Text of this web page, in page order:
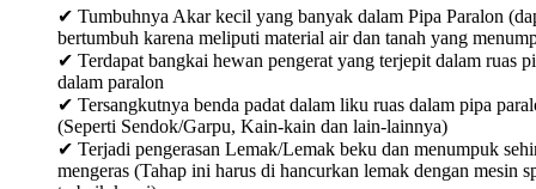
✔ Tumbuhnya Akar kecil yang banyak dalam Pipa Paralon
bertumbuh karena meliputi material air dan tanah yang
✔ Terdapat bangkai hewan pengerat yang terjepit dalam ruas
dalam paralon
✔ Tersangkutnya benda padat dalam liku ruas dalam pipa
(Seperti Sendok/Garpu, Kain-kain dan lain-lainnya)
✔ Terjadi pengerasan Lemak/Lemak beku dan menumpuk
mengeras (Tahap ini harus di hancurkan lemak dengan mesin